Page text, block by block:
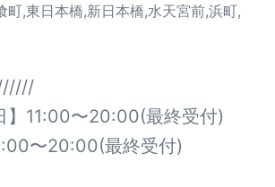
町,東日本橋,新日本橋,水天宮前,浜町,
】11:00〜20:00(最終受付)
〜20:00(最終受付)